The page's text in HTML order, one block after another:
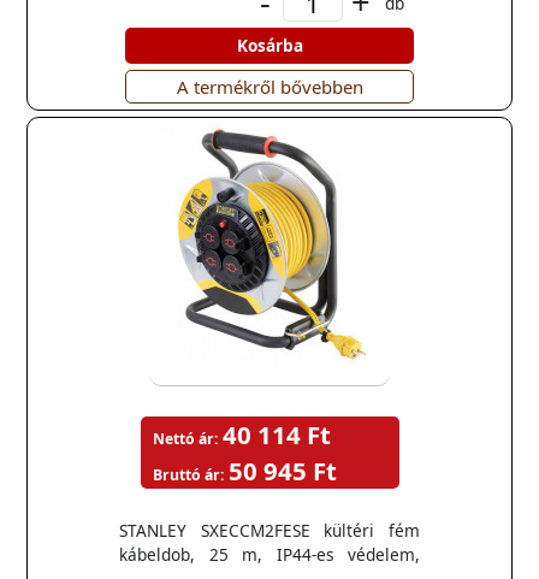
Kosárba
A termékről bővebben
STANLEY SXECCM2FESE kültéri fém
kábeldob, 25 m, IP44-es védelem,
Nettó ár: 40 114 Ft
Bruttó ár: 50 945 Ft